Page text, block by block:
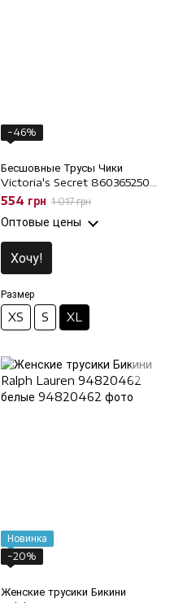
−46%
Бесшовные Трусы Чики
Victoria's Secret 860365250
с низкой посадкой, XL
554 грн 1 017 грн
Оптовые цены
Хочу!
Размер
XS S XL
Новинка
−20%
Женские трусики Бикини